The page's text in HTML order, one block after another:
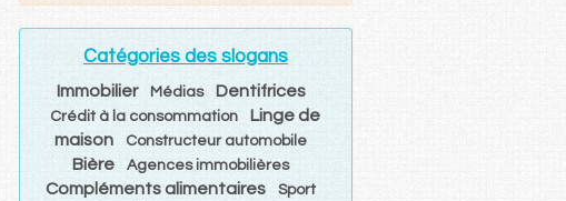
Catégories des slogans
Immobilier Médias Dentifrices
Crédit à la consommation
Linge de
maison
Constructeur automobile
Bière Agences immobilières
Compléments alimentaires Sport